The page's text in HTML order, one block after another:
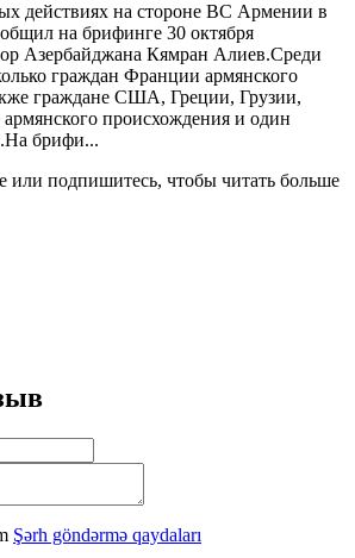
действиях на стороне ВС Армении в
на брифинге 30 октября
Азербайджана Кямран Алиев.Среди
граждан Франции армянского
граждане США, Греции, Грузии,
происхождения и один
брифи...
или подпишитесь, чтобы читать больше
Şərh göndərmə qaydaları